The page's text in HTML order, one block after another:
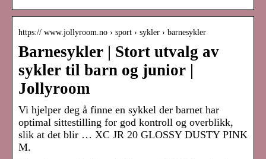
https:// www.jollyroom.no › sport › sykler › barnesykler
Barnesykler | Stort utvalg av
sykler til barn og junior |
Jollyroom
Vi hjelper deg å finne en sykkel der barnet har
optimal sittestilling for god kontroll og overblikk,
slik at det blir … XC JR 20 GLOSSY DUSTY PINK
M.